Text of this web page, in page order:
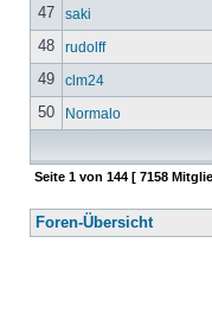
47 saki
48 rudolff
49 clm24
50 Normalo
Seite 1 von 144 [ 7158
Foren-Übersicht